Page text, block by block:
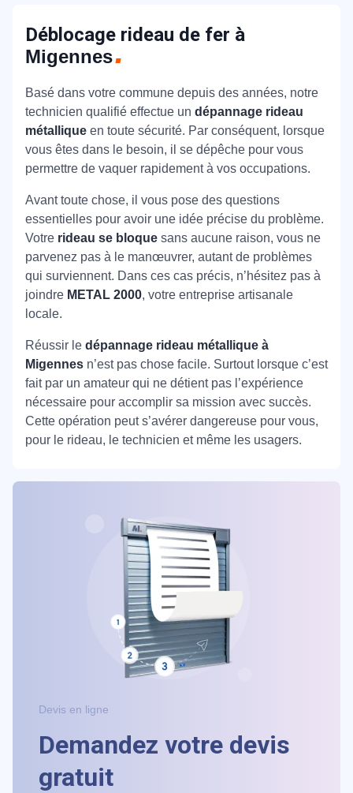
Déblocage rideau de fer à
Migennes
Basé dans votre commune depuis des années, notre
technicien qualifié effectue un dépannage rideau
métallique en toute sécurité. Par conséquent, lorsque
vous êtes dans le besoin, il se dépêche pour vous
permettre de vaquer rapidement à vos occupations.
Avant toute chose, il vous pose des questions
essentielles pour avoir une idée précise du problème.
Votre rideau se bloque sans aucune raison, vous ne
parvenez pas à le manœuvrer, autant de problèmes
qui surviennent. Dans ces cas précis, n’hésitez pas à
joindre METAL 2000, votre entreprise artisanale
locale.
Réussir le dépannage rideau métallique à
Migennes n’est pas chose facile. Surtout lorsque c’est
fait par un amateur qui ne détient pas l’expérience
nécessaire pour accomplir sa mission avec succès.
Cette opération peut s’avérer dangereuse pour vous,
pour le rideau, le technicien et même les usagers.
Devis en ligne
Demandez votre devis
gratuit